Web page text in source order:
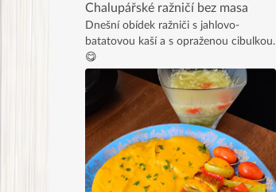
Chalupářské ražničí bez masa
Dnešní obídek ražniči s jahlovo-
batatovou kaší a s opraženou cibulkou.
😋